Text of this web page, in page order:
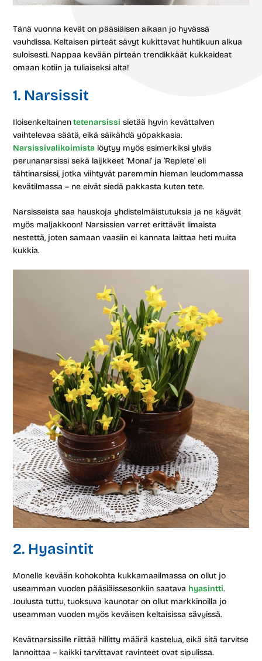
Tänä vuonna kevät on pääsiäisen aikaan jo hyvässä
vauhdissa. Keltaisen pirteät sävyt kukittavat huhtikuun alkua
suloisesti. Nappaa kevään pirteän trendikkäät kukkaideat
omaan kotiin ja tuliaiseksi alta!
1. Narsissit
Iloisenkeltainentetenarsissi sietää hyvin kevättalven
vaihtelevaa säätä, eikä säikähdä yöpakkasia.
Narsissivalikoimista löytyy myös esimerkiksi ylväs
perunanarsissi sekä laijkkeet ’Monal’ ja ’Replete’ eli
tähtinarsissi, jotka viihtyvät paremmin hieman leudommassa
kevätilmassa – ne eivät siedä pakkasta kuten tete.
Narsisseista saa hauskoja yhdistelmäistutuksia ja ne käyvät
myös maljakkoon! Narsissien varret erittävät limaista
nestettä, joten samaan vaasiin ei kannata laittaa heti muita
kukkia.
2. Hyasintit
Monelle kevään kohokohta kukkamaailmassa on ollut jo
useamman vuoden pääsiäissesonkiin saatava hyasintti.
Joulusta tuttu, tuoksuva kaunotar on ollut markkinoilla jo
useamman vuoden myös keväisen keltaisissa sävyissä.
Kevätnarsissille riittää hillitty määrä kastelua, eikä sitä tarvitse
lannoittaa – kaikki tarvittavat ravinteet ovat sipulissa.